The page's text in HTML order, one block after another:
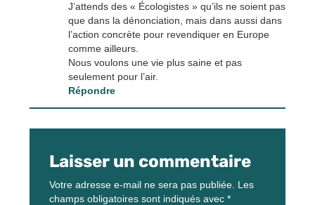
J’attends des « Écologistes » qu’ils ne soient pas
que dans la dénonciation, mais dans aussi dans
l’action concrète pour revendiquer en Europe
comme ailleurs.
Nous voulons une vie plus saine et pas
seulement pour l’air.
Répondre
Laisser un commentaire
Votre adresse e-mail ne sera pas publiée. Les
champs obligatoires sont indiqués avec *